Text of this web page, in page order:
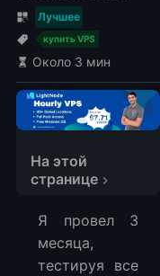
Лучшее
купить VPS
Около 3 мин
На этой
странице
Я провел 3
месяца,
тестируя все